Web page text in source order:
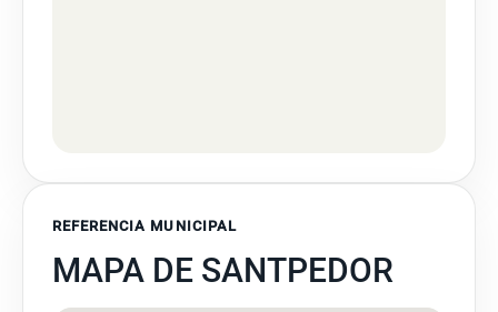
REFERENCIA MUNICIPAL
MAPA DE SANTPEDOR